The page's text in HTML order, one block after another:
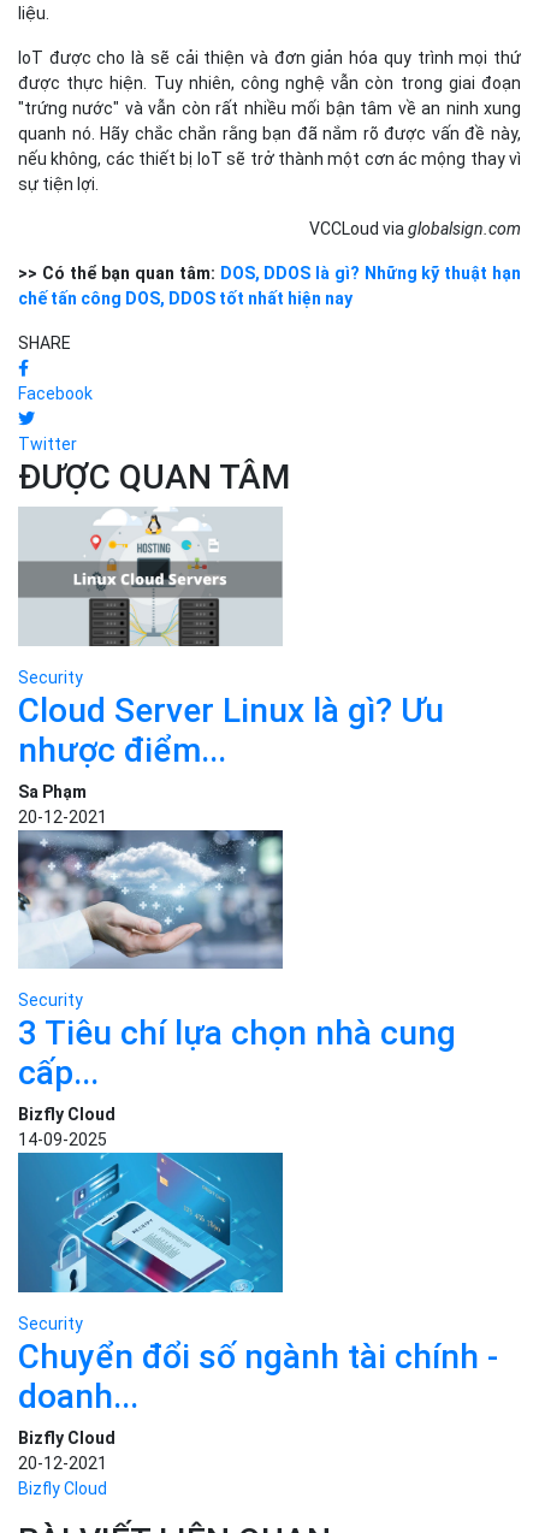
liệu.
IoT được cho là sẽ cải thiện và đơn giản hóa quy trình mọi thứ
được thực hiện. Tuy nhiên, công nghệ vẫn còn trong giai đoạn
"trứng nước" và vẫn còn rất nhiều mối bận tâm về an ninh xung
quanh nó. Hãy chắc chắn rằng bạn đã nắm rõ được vấn đề này,
nếu không, các thiết bị IoT sẽ trở thành một cơn ác mộng thay vì
sự tiện lợi.
VCCLoud via globalsign.com
>> Có thể bạn quan tâm: DOS, DDOS là gì? Những kỹ thuật hạn
chế tấn công DOS, DDOS tốt nhất hiện nay
SHARE
Facebook
Twitter
ĐƯỢC QUAN TÂM
Security
Cloud Server Linux là gì? Ưu
nhược điểm...
Sa Phạm
20-12-2021
Security
3 Tiêu chí lựa chọn nhà cung
cấp...
Bizfly Cloud
14-09-2025
Security
Chuyển đổi số ngành tài chính -
doanh...
Bizfly Cloud
20-12-2021
Bizfly Cloud